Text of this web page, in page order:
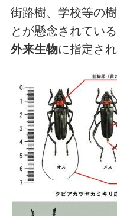
街路樹、学校等の
とが懸念されてい
外来生物に指定さ